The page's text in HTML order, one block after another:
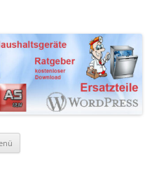
und Pflegemittel